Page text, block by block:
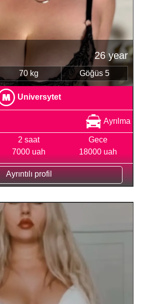
26 year
70 kg Göğüs 5
Universytet
Ayrılma
2 saat
7000 uah
Gece
18000 uah
Ayrıntılı profil